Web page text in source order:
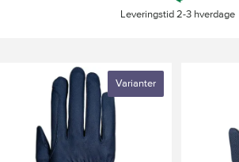
Leveringstid 2-3 hverdage
Varianter